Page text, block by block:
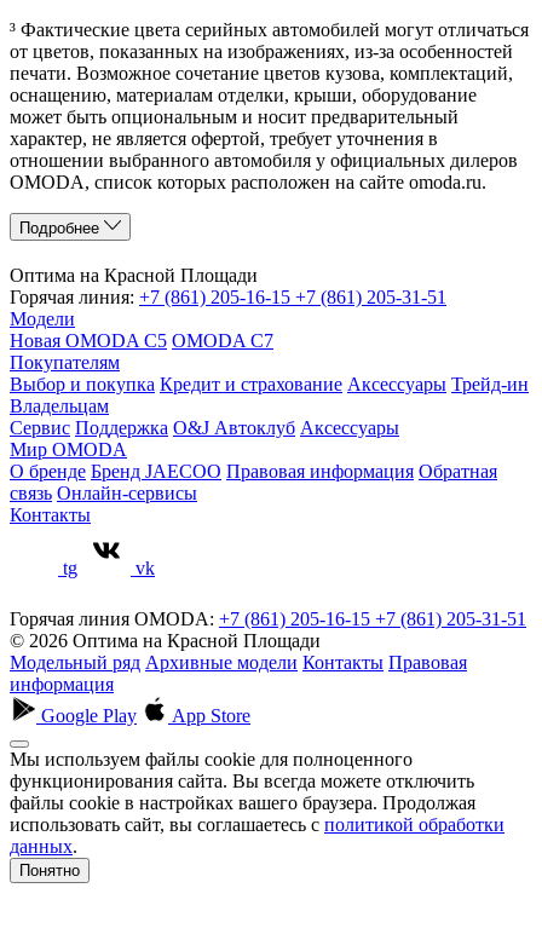
³ Фактические цвета серийных автомобилей могут отличаться
от цветов, показанных на изображениях, из-за особенностей
печати. Возможное сочетание цветов кузова, комплектаций,
оснащению, материалам отделки, крыши, оборудование
может быть опциональным и носит предварительный
характер, не является офертой, требует уточнения в
отношении выбранного автомобиля у официальных дилеров
OMODA, список которых расположен на сайте omoda.ru.
Подробнее
Оптима на Красной Площади
Горячая линия: +7 (861) 205-16-15 +7 (861) 205-31-51
Модели
Новая OMODA C5 OMODA C7
Покупателям
Выбор и покупка Кредит и страхование Аксессуары Трейд-ин
Владельцам
Сервис Поддержка O&J Автоклуб Аксессуары
Мир OMODA
О бренде Бренд JAECOO Правовая информация Обратная
связь Онлайн-сервисы
Контакты
tg vk
Горячая линия OMODA: +7 (861) 205-16-15 +7 (861) 205-31-51
© 2026 Оптима на Красной Площади
Модельный ряд Архивные модели Контакты Правовая
информация
Google Play
App Store
Мы используем файлы cookie для полноценного
функционирования сайта. Вы всегда можете отключить
файлы cookie в настройках вашего браузера. Продолжая
использовать сайт, вы соглашаетесь с политикой обработки
данных.
Понятно